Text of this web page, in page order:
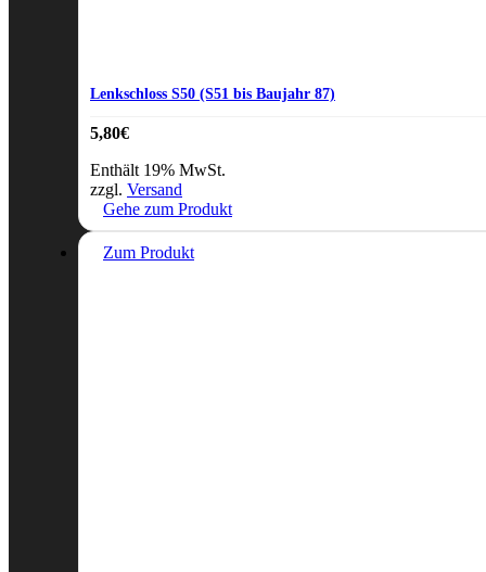
Lenkschloss S50 (S51 bis Baujahr 87)
5,80€
Enthält 19% MwSt.
zzgl. Versand
Gehe zum Produkt
Zum Produkt